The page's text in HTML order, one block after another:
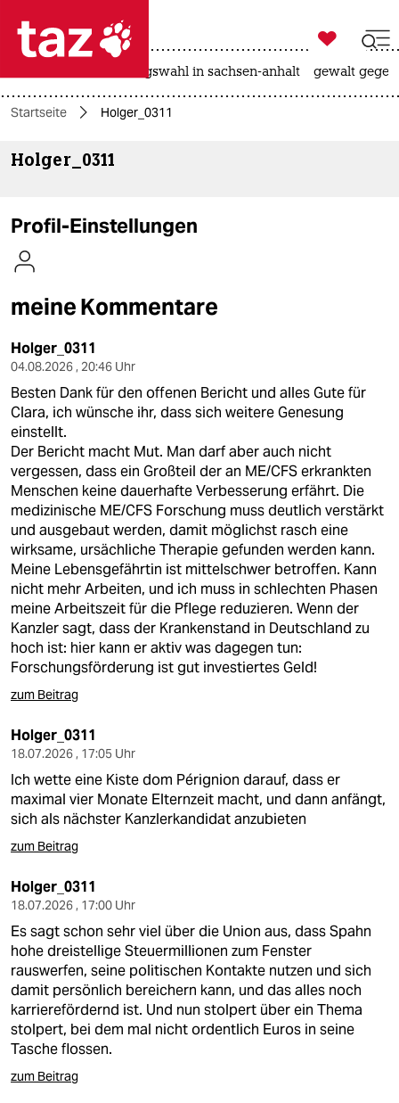
 taz zahl ich
taz zahl ich
themen
kultur
sport
berlin
nord
wahrheit
verlag
verlag
veranstaltungen
shop
fragen & hilfe
unterstützen
abo
epaper login

taz zahl ich
landtagswahl in sachsen-anhalt gewalt
Startseite Holger_0311
Holger_0311
Profil-Einstellungen
meine Kommentare
Holger_0311
04.08.2026 , 20:46 Uhr
Besten Dank für den offenen Bericht und alles Gute für
Clara, ich wünsche ihr, dass sich weitere Genesung
einstellt.
Der Bericht macht Mut. Man darf aber auch nicht
vergessen, dass ein Großteil der an ME/CFS erkrankten
Menschen keine dauerhafte Verbesserung erfährt. Die
medizinische ME/CFS Forschung muss deutlich verstärkt
und ausgebaut werden, damit möglichst rasch eine
wirksame, ursächliche Therapie gefunden werden kann.
Meine Lebensgefährtin ist mittelschwer betroffen. Kann
nicht mehr Arbeiten, und ich muss in schlechten Phasen
meine Arbeitszeit für die Pflege reduzieren. Wenn der
Kanzler sagt, dass der Krankenstand in Deutschland zu
hoch ist: hier kann er aktiv was dagegen tun:
Forschungsförderung ist gut investiertes Geld!
zum Beitrag
Holger_0311
18.07.2026 , 17:05 Uhr
Ich wette eine Kiste dom Pérignion darauf, dass er
maximal vier Monate Elternzeit macht, und dann anfängt,
sich als nächster Kanzlerkandidat anzubieten
zum Beitrag
Holger_0311
18.07.2026 , 17:00 Uhr
Es sagt schon sehr viel über die Union aus, dass Spahn
hohe dreistellige Steuermillionen zum Fenster
rauswerfen, seine politischen Kontakte nutzen und sich
damit persönlich bereichern kann, und das alles noch
karrierefördernd ist. Und nun stolpert über ein Thema
stolpert, bei dem mal nicht ordentlich Euros in seine
Tasche flossen.
zum Beitrag